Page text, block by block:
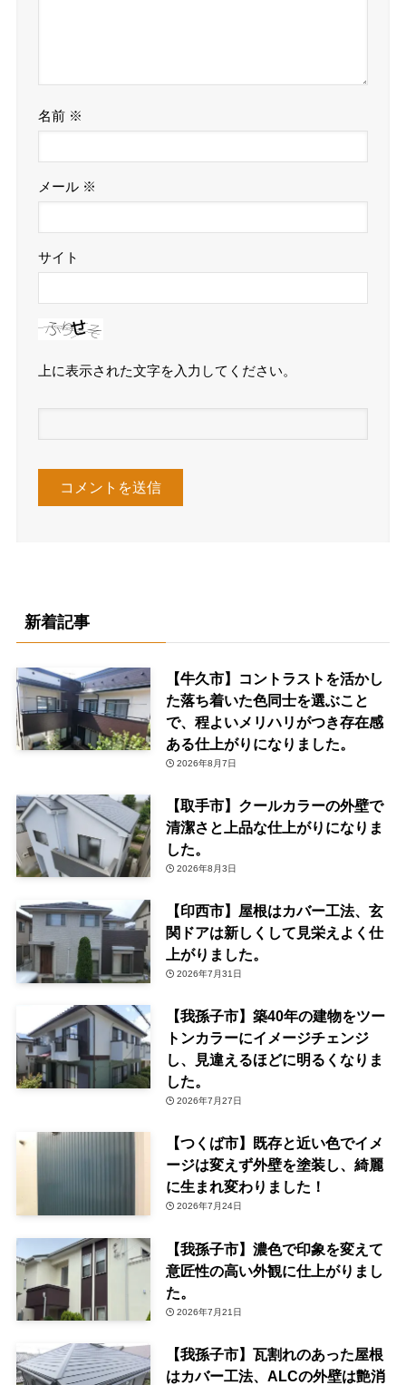
名前 ※
メール ※
サイト
上に表示された文字を入力してください。
新着記事
【牛久市】コントラストを活かし
た落ち着いた色同士を選ぶこと
で、程よいメリハリがつき存在感
ある仕上がりになりました。
2026年8月7日
【取手市】クールカラーの外壁で
清潔さと上品な仕上がりになりま
した。
2026年8月3日
【印西市】屋根はカバー工法、玄
関ドアは新しくして見栄えよく仕
上がりました。
2026年7月31日
【我孫子市】築40年の建物をツー
トンカラーにイメージチェンジ
し、見違えるほどに明るくなりま
した。
2026年7月27日
【つくば市】既存と近い色でイメ
ージは変えず外壁を塗装し、綺麗
に生まれ変わりました！
2026年7月24日
【我孫子市】濃色で印象を変えて
意匠性の高い外観に仕上がりまし
た。
2026年7月21日
【我孫子市】瓦割れのあった屋根
はカバー工法、ALCの外壁は艶消